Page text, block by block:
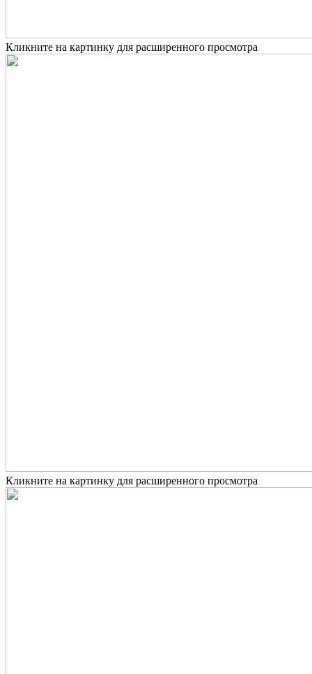
Кликните на картинку для расширенного просмотра
Кликните на картинку для расширенного просмотра